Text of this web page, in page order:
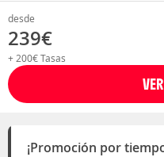
desde
239€
+ 200€ Tasas
¡Promoción por